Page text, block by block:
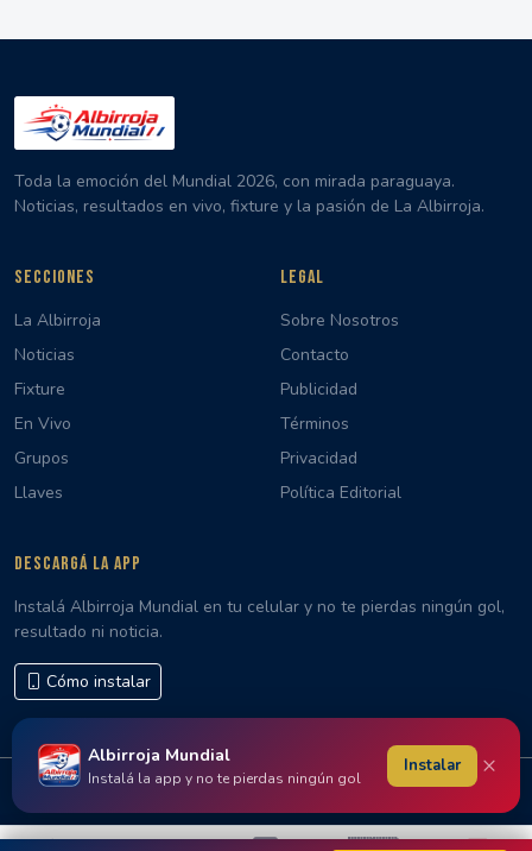
Toda la emoción del Mundial 2026, con mirada paraguaya.
Noticias, resultados en vivo, fixture y la pasión de La Albirroja.
SECCIONES
La Albirroja
Noticias
Fixture
En Vivo
Grupos
Llaves
LEGAL
Sobre Nosotros
Contacto
Publicidad
Términos
Privacidad
Política Editorial
DESCARGÁ LA APP
Instalá Albirroja Mundial en tu celular y no te pierdas ningún gol,
resultado ni noticia.
Cómo instalar
© 2026 Albirroja Mundial · Hecho con 🇵🇾 en Paraguay
Albirroja Mundial
Instalá la app y no te pierdas ningún gol
Instalar ×